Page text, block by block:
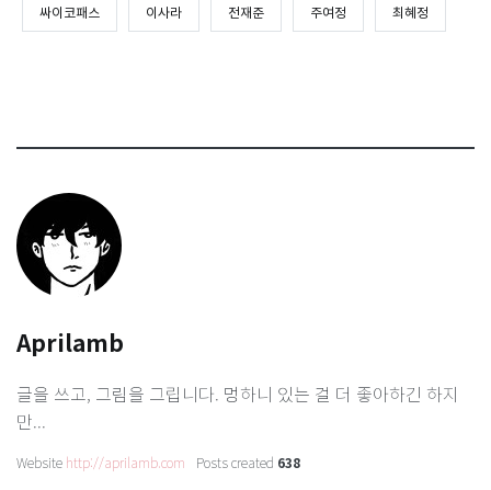
싸이코패스 이사라 전재준 주여정 최혜정
Aprilamb
글을 쓰고, 그림을 그립니다. 멍하니 있는 걸 더 좋아하긴 하지
만...
Website http://aprilamb.com Posts created 638